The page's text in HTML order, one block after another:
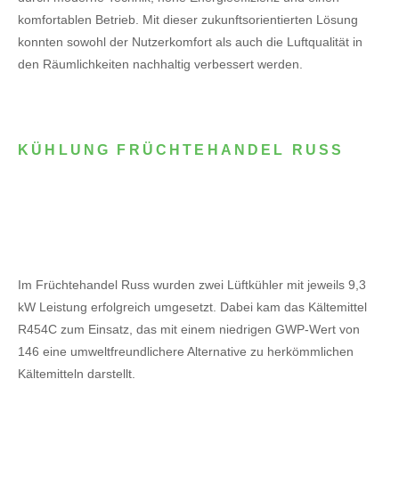
komfortablen Betrieb. Mit dieser zukunftsorientierten Lösung
konnten sowohl der Nutzerkomfort als auch die Luftqualität in
den Räumlichkeiten nachhaltig verbessert werden.
KÜHLUNG FRÜCHTEHANDEL RUSS
Im Früchtehandel Russ wurden zwei Lüftkühler mit jeweils 9,3
kW Leistung erfolgreich umgesetzt. Dabei kam das Kältemittel
R454C zum Einsatz, das mit einem niedrigen GWP-Wert von
146 eine umweltfreundlichere Alternative zu herkömmlichen
Kältemitteln darstellt.